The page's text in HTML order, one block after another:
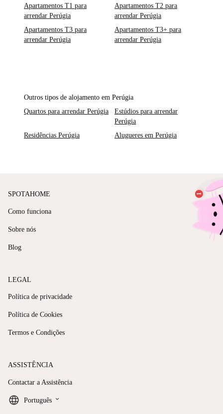
Apartamentos T1 para
arrendar Perúgia
Apartamentos T2 para
arrendar Perúgia
Apartamentos T3 para
arrendar Perúgia
Apartamentos T3+ para
arrendar Perúgia
Outros tipos de alojamento em Perúgia
Quartos para arrendar Perúgia
Estúdios para arrendar
Perúgia
Residências Perúgia
Alugueres em Perúgia
SPOTAHOME
Como funciona
Sobre nós
Blog
LEGAL
Política de privacidade
Política de Cookies
Termos e Condições
ASSISTÊNCIA
Contactar a Assistência
Português keyboard_arrow_down